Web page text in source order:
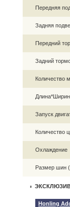
Передняя
Задняя
Передний
Задний
Количество
Запуск
Количество
Охлаждение
Размер шин
Honling